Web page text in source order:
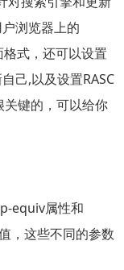
浏览器上的
式，还可以设置
己,以及设置RASC
关键的，可以给你
equiv属性和
，这些不同的参数